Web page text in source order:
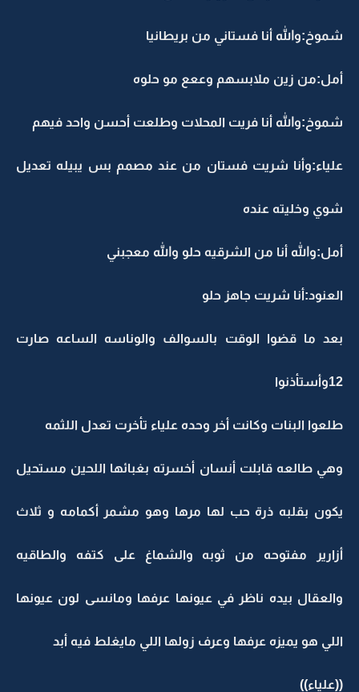
شموخ:والله أنا فستاني من بريطانيا
أمل:من زين ملابسهم وععع مو حلوه
شموخ:والله أنا فريت المحلات وطلعت أحسن واحد فيهم
علياء:وأنا شريت فستان من عند مصمم بس يبيله تعديل
شوي وخليته عنده
أمل:والله أنا من الشرقيه حلو والله معجبني
العنود:أنا شريت جاهز حلو
بعد ما قضوا الوقت بالسوالف والوناسه الساعه صارت
12وأستأذنوا
طلعوا البنات وكانت أخر وحده علياء تأخرت تعدل اللثمه
وهي طالعه قابلت أنسان أخسرته بغبائها اللحين مستحيل
يكون بقلبه ذرة حب لها مرها وهو مشمر أكمامه و ثلاث
أزارير مفتوحه من ثوبه والشماغ على كتفه والطاقيه
والعقال بيده ناظر في عيونها عرفها ومانسى لون عيونها
اللي هو يميزه عرفها وعرف زولها اللي مايغلط فيه أبد
((علياء))